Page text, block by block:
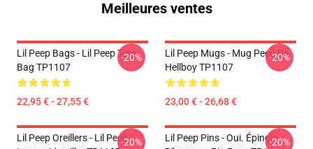
Meilleures ventes
Lil Peep Bags - Lil Peep Tote
Bag TP1107
22,95 € - 27,55 €
-20%
Lil Peep Mugs - Mug Peep De
Hellboy TP1107
23,00 € - 26,68 €
-20%
Lil Peep Oreillers - Lil Peep-20%
Lil Peep Pins - Oui. Épingle-20%